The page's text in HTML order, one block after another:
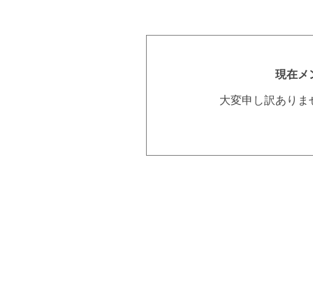
現在メ
大変申し訳あり